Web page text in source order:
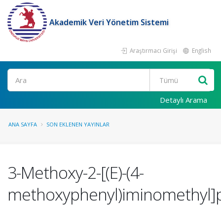
Akademik Veri Yönetim Sistemi
Araştırmacı Girişi English
Ara
Detaylı Arama
ANA SAYFA SON EKLENEN YAYINLAR
3-Methoxy-2-[(E)-(4-